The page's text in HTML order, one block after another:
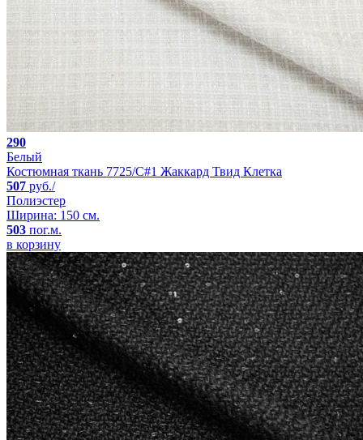
290
Белый
Костюмная ткань 7725/C#1 Жаккард Твид Клетка
507 руб./
Полиэстер
Ширина: 150 см.
503 пог.м.
в корзину